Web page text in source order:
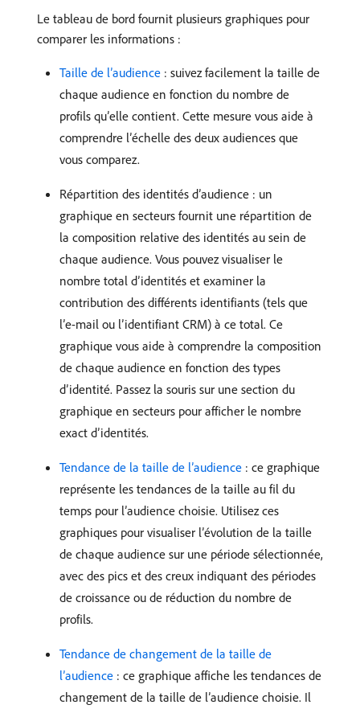
Le tableau de bord fournit plusieurs graphiques pour
comparer les informations :
Taille de l’audience : suivez facilement la taille de
chaque audience en fonction du nombre de
profils qu’elle contient. Cette mesure vous aide à
comprendre l’échelle des deux audiences que
vous comparez.
Répartition des identités d’audience : un
graphique en secteurs fournit une répartition de
la composition relative des identités au sein de
chaque audience. Vous pouvez visualiser le
nombre total d’identités et examiner la
contribution des différents identifiants (tels que
l’e-mail ou l’identifiant CRM) à ce total. Ce
graphique vous aide à comprendre la composition
de chaque audience en fonction des types
d’identité. Passez la souris sur une section du
graphique en secteurs pour afficher le nombre
exact d’identités.
Tendance de la taille de l’audience : ce graphique
représente les tendances de la taille au fil du
temps pour l’audience choisie. Utilisez ces
graphiques pour visualiser l’évolution de la taille
de chaque audience sur une période sélectionnée,
avec des pics et des creux indiquant des périodes
de croissance ou de réduction du nombre de
profils.
Tendance de changement de la taille de
l’audience : ce graphique affiche les tendances de
changement de la taille de l’audience choisie. Il